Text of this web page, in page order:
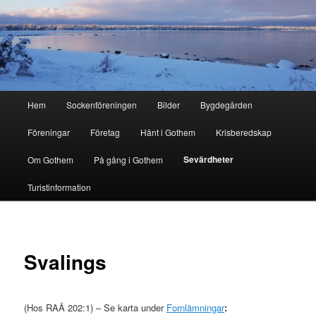
Hoppa
till
primärt
innehållGothem.se
Hem Sockenföreningen Bilder Bygdegården
Föreningar Företag Hänt i Gothem Krisberedskap
Om Gothem På gång i Gothem Sevärdheter
Turistinformation
Svalings
(Hos RAÄ 202:1) – Se karta under Fornlämningar: